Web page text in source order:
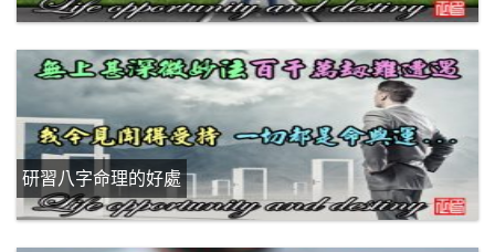
研習八字命理的好處